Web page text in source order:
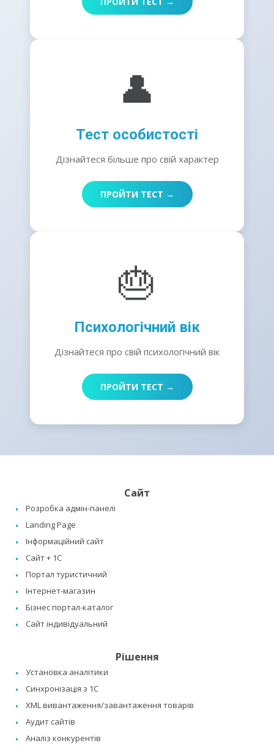
👤
Тест особистості
Дізнайтеся більше про свій характер
ПРОЙТИ ТЕСТ →
🎂
Психологічний вік
Дізнайтеся про свій психологічний вік
ПРОЙТИ ТЕСТ →
Сайт
Розробка адмін-панелі
Landing Page
Інформаційний сайт
Сайт + 1C
Портал туристичний
Інтернет-магазин
Бізнес портал-каталог
Сайт індивідуальний
Рішення
Установка аналітики
Синхронізація з 1C
XML вивантаження/завантаження товарів
Аудит сайтів
Аналіз конкурентів